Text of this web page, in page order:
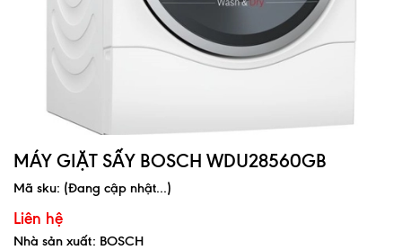
MÁY GIẶT SẤY BOSCH WDU28560GB
Mã sku: (Đang cập nhật...)
Liên hệ
Nhà sản xuất: BOSCH